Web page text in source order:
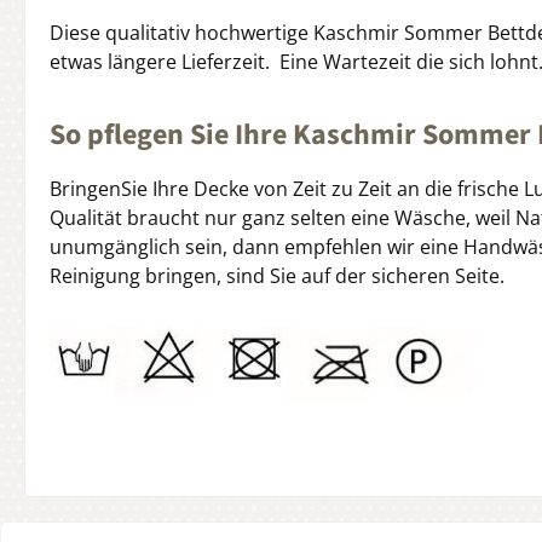
Diese qualitativ hochwertige Kaschmir Sommer
etwas längere Lieferzeit. Eine Wartezeit die sich
So pflegen Sie Ihre Kaschmir
BringenSie Ihre Decke von Zeit zu Zeit an die
Qualität braucht nur ganz selten eine Wäsche, weil
unumgänglich sein, dann empfehlen wir eine
Reinigung bringen, sind Sie auf der sicheren Seite.